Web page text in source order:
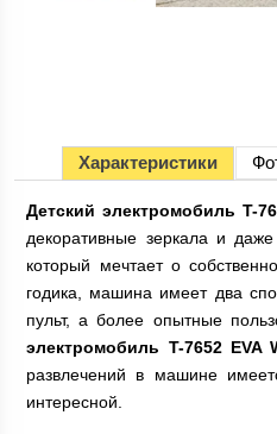
Характеристики
Детский электромобиль T-
декоративные зеркала и
который мечтает о
годика, машина имеет два
пульт, а более опытные
электромобиль T-7652 EVA
развлечений в машине
интересной.